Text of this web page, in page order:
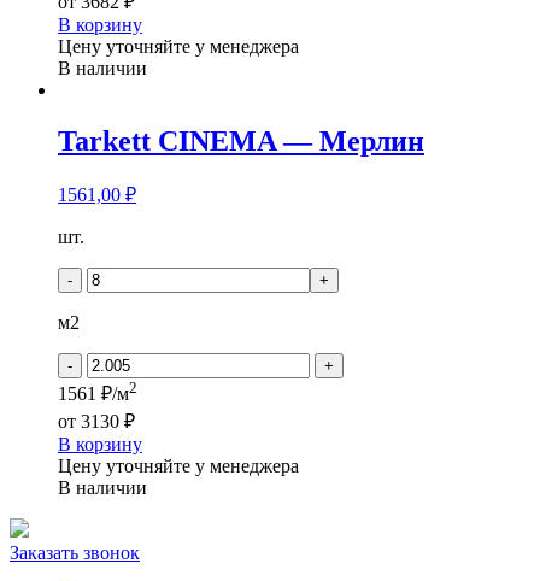
В корзину
Цену уточняйте у менеджера
В наличии
Tarkett CINEMA — Mерлин
1561,00 ₽
Количество
Tarkett
-
шт.
- +
м2
- +
1561 ₽/м2
от 3130 ₽
В корзину
Цену уточняйте у менеджера
В наличии
Заказать звонок